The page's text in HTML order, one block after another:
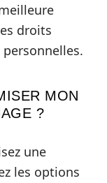
droits
MON
?
une
les options